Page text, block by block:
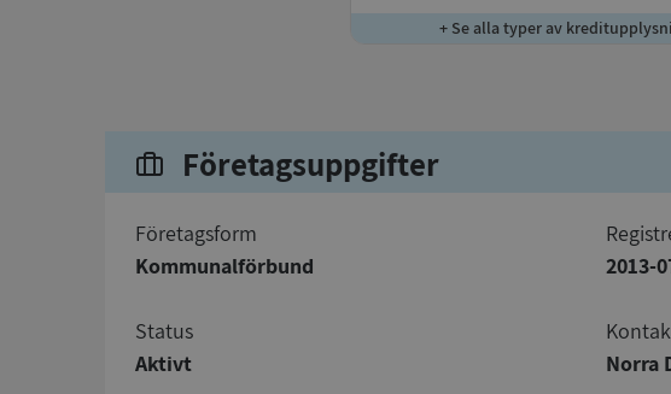
+ Se alla typer av
Företagsuppgifter
företagsform
Kommunalförbund
status
Aktivt
2013-
Norra